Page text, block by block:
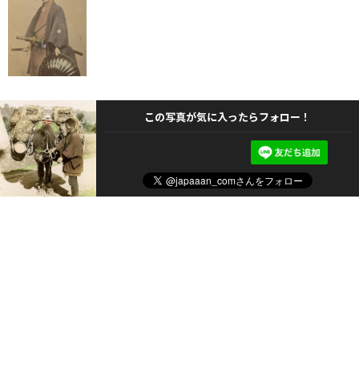
この写真が気に入ったらフォロー！